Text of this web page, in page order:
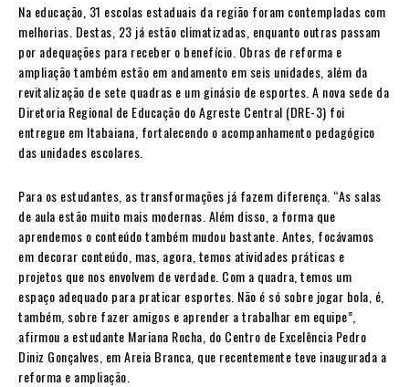
Na educação, 31 escolas estaduais da região foram contempladas com
melhorias. Destas, 23 já estão climatizadas, enquanto outras passam
por adequações para receber o benefício. Obras de reforma e
ampliação também estão em andamento em seis unidades, além da
revitalização de sete quadras e um ginásio de esportes. A nova sede da
Diretoria Regional de Educação do Agreste Central (DRE-3) foi
entregue em Itabaiana, fortalecendo o acompanhamento pedagógico
das unidades escolares.
Para os estudantes, as transformações já fazem diferença. “As salas
de aula estão muito mais modernas. Além disso, a forma que
aprendemos o conteúdo também mudou bastante. Antes, focávamos
em decorar conteúdo, mas, agora, temos atividades práticas e
projetos que nos envolvem de verdade. Com a quadra, temos um
espaço adequado para praticar esportes. Não é só sobre jogar bola, é,
também, sobre fazer amigos e aprender a trabalhar em equipe”,
afirmou a estudante Mariana Rocha, do Centro de Excelência Pedro
Diniz Gonçalves, em Areia Branca, que recentemente teve inaugurada a
reforma e ampliação.